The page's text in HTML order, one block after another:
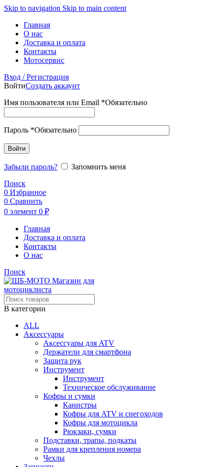
Skip to navigation Skip to main content
Главная
О нас
Доставка и оплата
Контакты
Мотосервис
Вход / Регистрация
ВойтиСоздать аккаунт
Имя пользователя или Email *Обязательно
Пароль *Обязательно
Войти
Забыли пароль?
Запомнить меня
Поиск
0 Избранное
0 Сравнить
0 элемент 0 ₽
Главная
Доставка и оплата
Контакты
О нас
Поиск
В категории
ALL
Аксессуары
Аксессуары для ATV
Держатели для смартфона
Защита рук
Инструмент
Инструмент
Техническое обслуживание
Кофры и сумки
Канистры
Кофры для ATV и снегоходов
Кофры для мотоцикла
Рюкзаки, сумки
Подставки, трапы, подкаты
Рамки для крепления номера
Чехлы